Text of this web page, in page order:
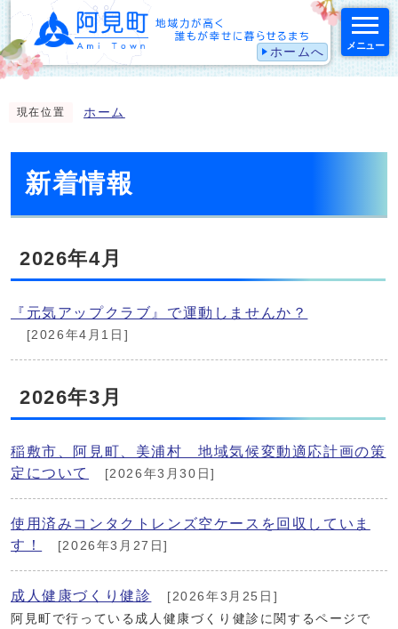
ホームへ メニュー
現在位置 ホーム
新着情報
2026年4月
『元気アップクラブ』で運動しませんか？
[2026年4月1日]
2026年3月
稲敷市、阿見町、美浦村 地域気候変動適応計画の策
定について
[2026年3月30日]
使用済みコンタクトレンズ空ケースを回収していま
す！
[2026年3月27日]
成人健康づくり健診
[2026年3月25日]
阿見町で行っている成人健康づくり健診に関するページで